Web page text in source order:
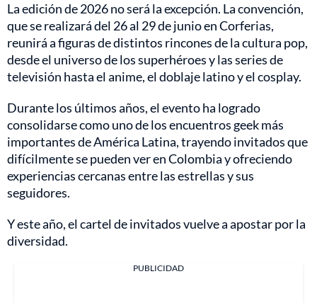
La edición de 2026 no será la excepción. La convención,
que se realizará del 26 al 29 de junio en Corferias,
reunirá a figuras de distintos rincones de la cultura pop,
desde el universo de los superhéroes y las series de
televisión hasta el anime, el doblaje latino y el cosplay.
Durante los últimos años, el evento ha logrado
consolidarse como uno de los encuentros geek más
importantes de América Latina, trayendo invitados que
difícilmente se pueden ver en Colombia y ofreciendo
experiencias cercanas entre las estrellas y sus
seguidores.
Y este año, el cartel de invitados vuelve a apostar por la
diversidad.
PUBLICIDAD